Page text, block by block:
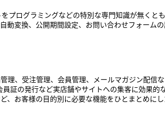
ログラミングなどの特別な専門知識が無くと
動変換、公開期間設定、お問い合わせフォーム
理、受注管理、会員管理、メールマガジン配信
証の発行など実店舗やサイトへの集客に効果的
お客様の目的別に必要な機能をひとまとめに